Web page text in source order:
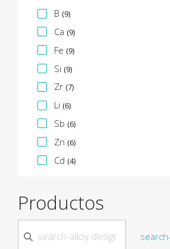
B (9)
Ca (9)
Fe (9)
Si (9)
Zr (7)
Li (6)
Sb (6)
Zn (6)
Cd (4)
Productos